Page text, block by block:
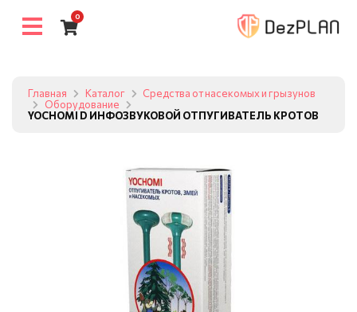
0
Главная Каталог
Средства от насекомых и грызунов
Оборудование
YOCHOMI D ИНФОЗВУКОВОЙ ОТПУГИВАТЕЛЬ КРОТОВ